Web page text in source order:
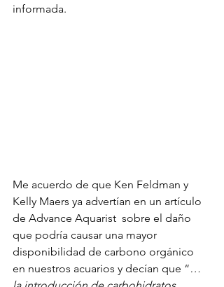
informada.
Me acuerdo de que Ken Feldman y
Kelly Maers ya advertían en un artículo
de Advance Aquarist  sobre el daño
que podría causar una mayor
disponibilidad de carbono orgánico
en nuestros acuarios y decían que “…